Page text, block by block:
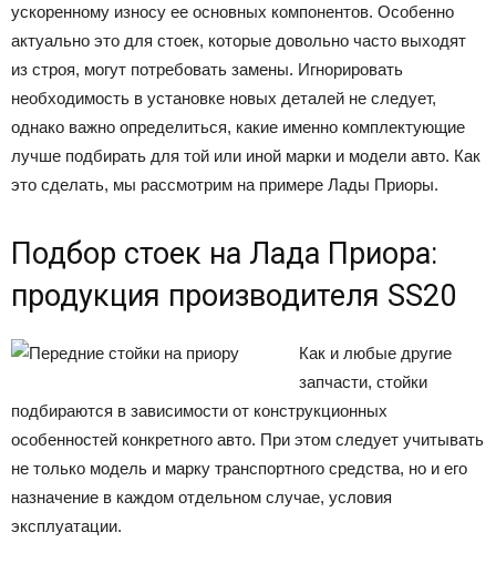
ускоренному износу ее основных компонентов. Особенно
актуально это для стоек, которые довольно часто выходят
из строя, могут потребовать замены. Игнорировать
необходимость в установке новых деталей не следует,
однако важно определиться, какие именно комплектующие
лучше подбирать для той или иной марки и модели авто. Как
это сделать, мы рассмотрим на примере Лады Приоры.
Подбор стоек на Лада Приора:
продукция производителя SS20
Как и любые другие
запчасти, стойки
подбираются в зависимости от конструкционных
особенностей конкретного авто. При этом следует учитывать
не только модель и марку транспортного средства, но и его
назначение в каждом отдельном случае, условия
эксплуатации.